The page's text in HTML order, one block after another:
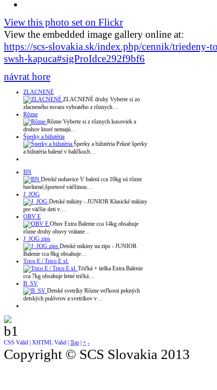
View this photo set on Flickr
View the embedded image gallery online at:
https://scs-slovakia.sk/index.php/cennik/
swsh-kapuca#sigProIdce292f9bf6
návrat hore
ZLACNENÉ
ZLACNENÉ druhy Vyberte si zo
zlacneného tovaru vybratého z rôznych…
Rôzne
Rôzne Vyberte si z rôznych kusoviek a
druhov ktoré nemajú…
Šperky a bižutéria
Šperky a bižutéria Pekné šperky
a bižutéria balené v balíčkoch…
BN
Detské nohavice V balení cca 10kg sú rôzne
bavlnené,športové väčšinou…
J_JOG
Detské mikiny - JUNIOR Klasické mikiny
pre väčšie deti v…
OBV E
Obuv Extra Balenie cca 14kg obsahuje
rôzne druhy obuvy vrátane…
J_JOG zips
Detské mikiny na zips - JUNIOR
Balenie cca 8kg obsahuje…
Trico E / Trico E xl.
Tričká + tielka Extra Balenie
cca 7kg obsahuje letné tričká…
B_SV
Detské svetríky Rôzne veľkosti pekných
detských pulóvrov a svetríkov v…
CSS Valid | XHTML Valid | Top | + -
Copyright © SCS Slovakia 2013